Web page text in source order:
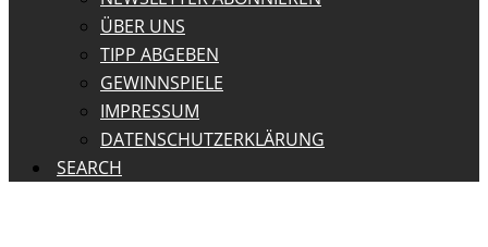
ÜBER UNS
TIPP ABGEBEN
GEWINNSPIELE
IMPRESSUM
DATENSCHUTZERKLÄRUNG
SEARCH